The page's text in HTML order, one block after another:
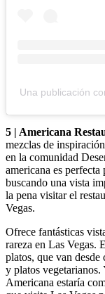
Una publicación
5 | Americana
mezclas de
en la comunidad
americana es perfecta
buscando una vista
la pena visitar el
Vegas.
Ofrece fantásticas
rareza en Las Vegas.
platos, que van desde
y platos vegetarianos.
Americana estaría